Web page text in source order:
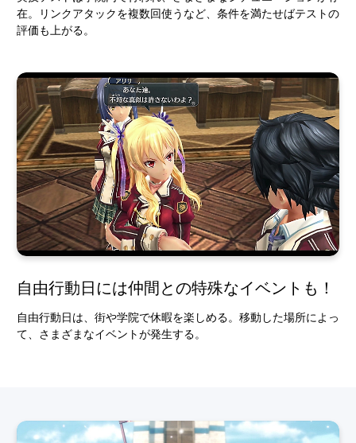
在。リンクアタックを複数回使うなど、条件を満たせばテストの
評価も上がる。
自由行動日には仲間との特殊なイベントも！
自由行動日は、街や学院で休暇を楽しめる。移動した場所によっ
て、さまざまなイベントが発生する。